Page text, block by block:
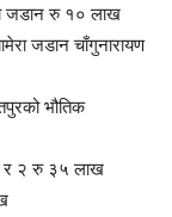
जडान रु १० लाख
जडान चाँगुनारायण
भौतिक
र २ रु ३५ लाख